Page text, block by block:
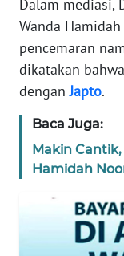
Dalam mediasi,
Wanda
pencemaran
dikatakan
denganJapto.
Baca Juga:
Makin
Hamidah
News
Regional
SUMUT
WN